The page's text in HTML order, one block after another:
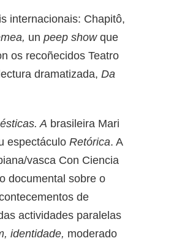
internacionais: Chapitô,
un peep showque
os recoñecidos Teatro
dramatizada, Da
A brasileira Mari
espectáculo Retórica. A
vasca Con Ciencia
documental sobre o
de
actividades paralelas
identidade, moderado